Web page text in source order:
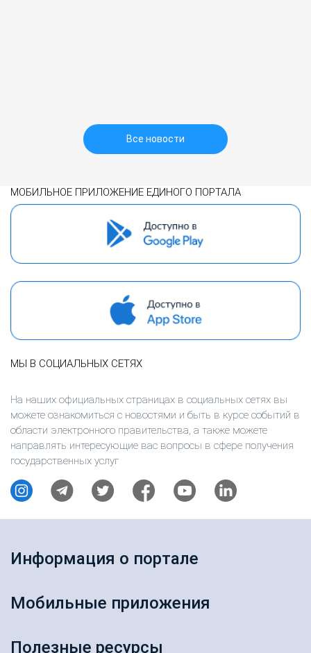
Все новости
МОБИЛЬНОЕ ПРИЛОЖЕНИЕ ЕДИНОГО ПОРТАЛА
МЫ В СОЦИАЛЬНЫХ СЕТЯХ
На наших официальных страницах в социальных сетях вы
можете ознакомиться с новостями и быть в курсе событий в
области электронного правительства, а также можете
направлять интересующие вас вопросы в сфере получения
государственных услуг
Информация о портале
Мобильные приложения
Полезные ресурсы